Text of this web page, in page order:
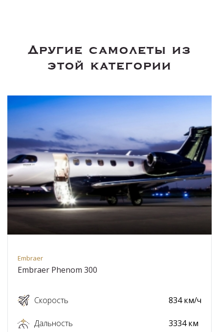
Другие самолеты из
этой категории
Embraer
Embraer Phenom 300
Скорость
Дальность
834 км/ч
3334 км